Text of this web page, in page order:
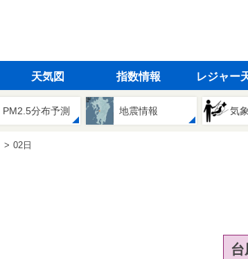
天気図 指数情報 レジャー
PM2.5分布予測 地震情報 気
02日